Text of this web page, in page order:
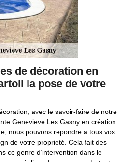
de décoration en
la pose de votre
avec le savoir-faire de notre
Genevieve Les Gasny en création
nous pouvons répondre à tous vos
de votre propriété. Cela fait des
ce genre d’intervention dans le